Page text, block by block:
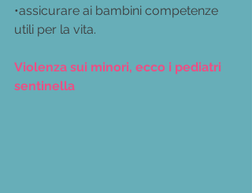
•assicurare ai bambini competenze
utili per la vita.
Violenza sui minori, ecco i pediatri
sentinella